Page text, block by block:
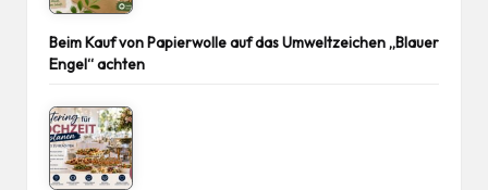
Beim Kauf von Papierwolle auf das Umweltzeichen „Blauer
Engel“ achten